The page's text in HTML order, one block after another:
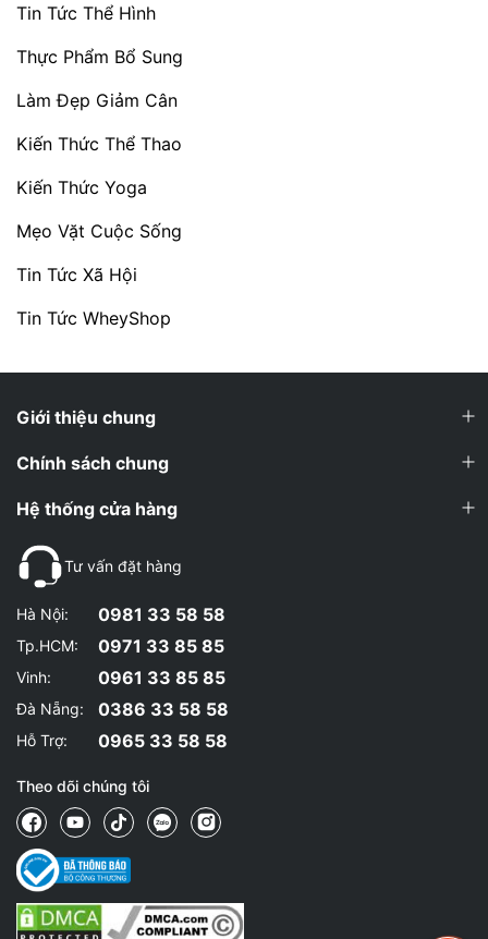
Tin Tức Thể Hình
Thực Phẩm Bổ Sung
Làm Đẹp Giảm Cân
Kiến Thức Thể Thao
Kiến Thức Yoga
Mẹo Vặt Cuộc Sống
Tin Tức Xã Hội
Tin Tức WheyShop
Giới thiệu chung
Chính sách chung
Hệ thống cửa hàng
Tư vấn đặt hàng
Hà Nội: 0981 33 58 58
Tp.HCM: 0971 33 85 85
Vinh: 0961 33 85 85
Đà Nẵng: 0386 33 58 58
Hỗ Trợ: 0965 33 58 58
Theo dõi chúng tôi